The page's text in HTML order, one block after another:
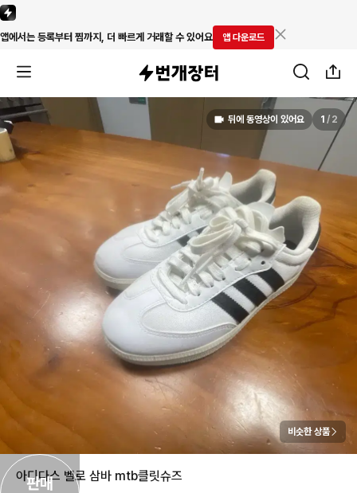
앱에서는 등록부터 찜까지, 더 빠르게 거래할 수 있어요 앱 다운로드
판매
뒤에 동영상이 있어요 1 / 2
비슷한 상품
아디다스 벨로 삼바 mtb클릿슈즈